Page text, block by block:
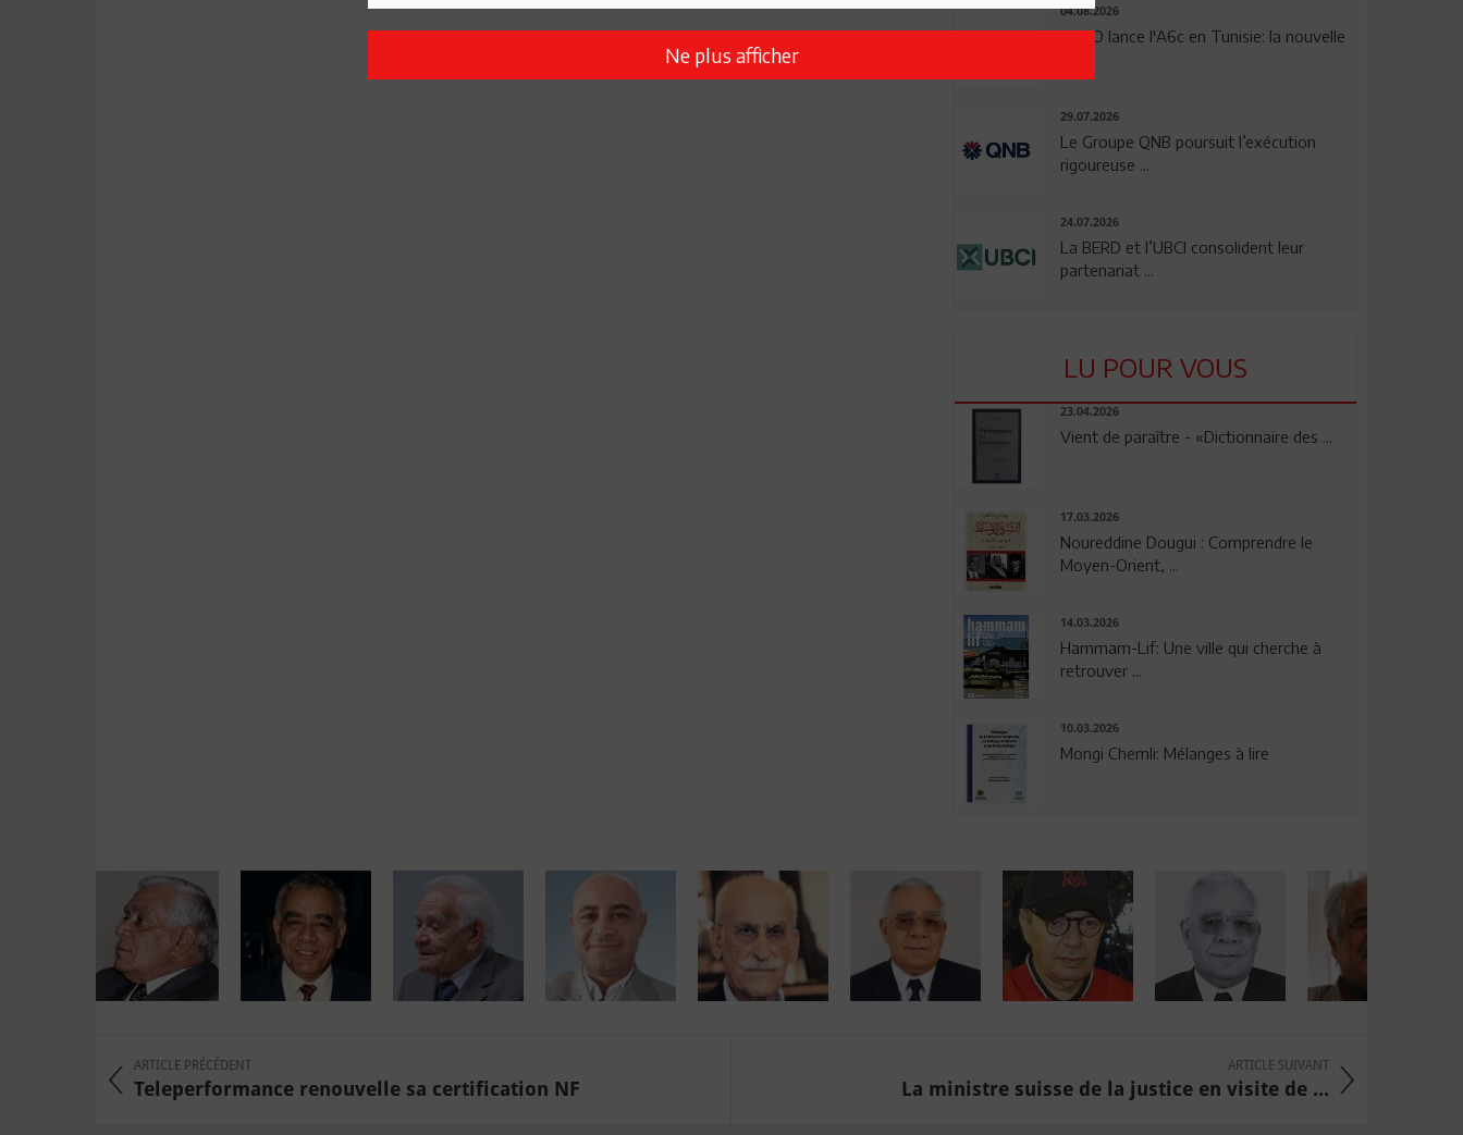
04.08.2026
OPPO lance l'A6c en Tunisie: la nouvelle
29.07.2026
Le Groupe QNB poursuit l’exécution
rigoureuse ...
24.07.2026
La BERD et l’UBCI consolident leur
partenariat ...
LU POUR VOUS
23.04.2026
Vient de paraître - «Dictionnaire des ...
17.03.2026
Noureddine Dougui : Comprendre le
Moyen-Orient, ...
14.03.2026
Hammam-Lif: Une ville qui cherche à
retrouver ...
10.03.2026
Mongi Chemli: Mélanges à lire
ARTICLE PRÉCÉDENT
Teleperformance renouvelle sa certification NF
ARTICLE SUIVANT
La ministre suisse de la justice en visite de ...
Ne plus afficher